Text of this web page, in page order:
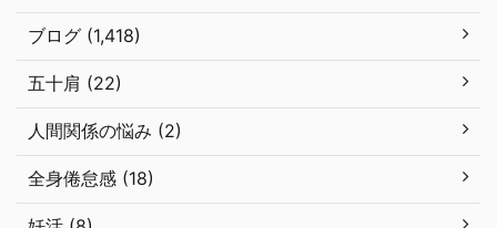
ブログ (1,418)
五十肩 (22)
人間関係の悩み (2)
全身倦怠感 (18)